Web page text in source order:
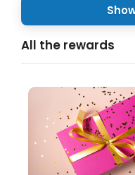
All the rewards